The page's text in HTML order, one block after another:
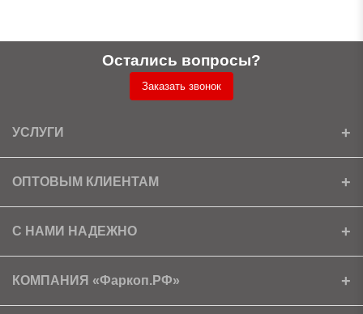
Остались вопросы?
Заказать звонок
УСЛУГИ
Установка
Доставка
ОПТОВЫМ КЛИЕНТАМ
Ищем партнеров
Скачать прайс
С НАМИ НАДЕЖНО
Сертификаты
Условия возврата
КОМПАНИЯ «Фаркоп.РФ»